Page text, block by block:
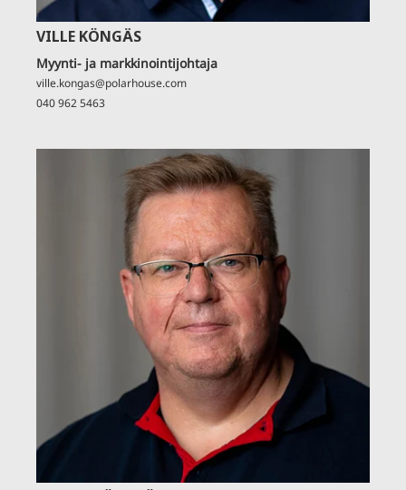
VILLE KÖNGÄS
Myynti- ja markkinointijohtaja
ville.kongas@polarhouse.com
040 962 5463